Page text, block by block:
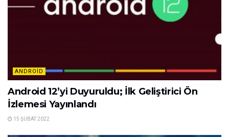
ANDROID
Android 12’yi Duyuruldu; İlk Geliştirici Ön
İzlemesi Yayınlandı
15 ŞUBAT 2022